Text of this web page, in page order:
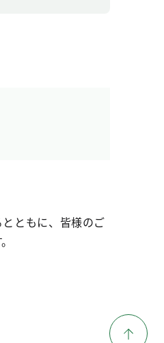
ともに、皆様のご